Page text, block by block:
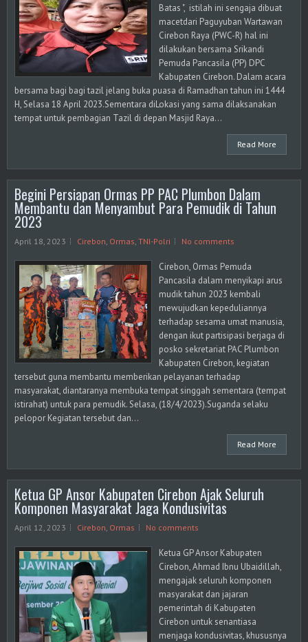
Batas ", istilah ini sengaja dibuat
macetdari Paguyuban Wartawan
Cirebon Raya (PWC-R) hal ini
dilakukan bersama Srikandi
Pemuda Pancasila (PP) DPC
Kabupaten Cirebon. Dalam acara
bersama bagi bagi tazil jelang buka puasa di Ramadhan tahun ini 1444
H, Selasa 18 April 2023.Sementara diLokasi yang sama dilaksanakan
tempat untuk pembagian Tazil di depan Masjid Raya...
Read More
Begini Persiapan Ormas PP PAC Plumbon Dalam
Membantu dan Menyambut Para Pemudik di Tahun
2023
April 18, 2023 Cirebon Ormas TNI-Polri No comments
Cirebon, Ormas Pemuda
Pancasila dalam menyikapi arus
mudik tahun 2023 kembali
mewujudkan kepeduliannya
terhadap sesama umat manusia,
dengan ikut partisipasi berjaga di
posko sekretariat PAC Plumbon
Kabupaten Cirebon, kegiatan
tersebut guna membantu memberikan pelayanan terhadap
masyarakat, diantaranya membuka tempat singgah sementara (tempat
istirahat) untuk para pemudik. Selasa, (18/4/2023).Suganda selaku
pelopor Kegiatan tersebut dan...
Read More
Ketua GP Ansor Kabupaten Cirebon Ajak Seluruh
Komponen Masyarakat Jaga Kondusivitas
April 12, 2023 Cirebon Ormas No comments
Ketua GP Ansor Kabupaten
Cirebon, Ahmad Ibnu Ubaidillah,
mengajak seluruh komponen
masyarakat dan jajaran
pemerintah di Kabupaten
Cirebon untuk senantiasa
menjaga kondusivitas, khususnya